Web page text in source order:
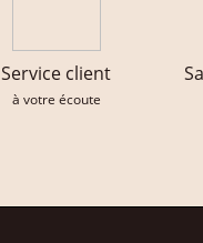
Service client
à votre écoute